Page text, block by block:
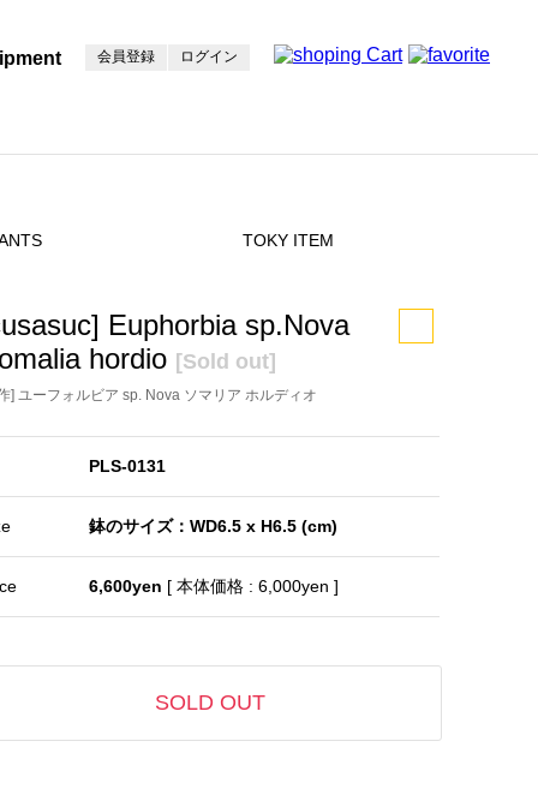
会員登録 ログイン
TOKY ITEM
Euphorbia sp.Nova
hordio [Sold out]
] ユーフォルビア sp. Nova ソマリア ホルディオ
PLS-0131
鉢のサイズ：WD6.5 x H6.5 (cm)
6,600yen [ 本体価格 : 6,000yen ]
SOLD OUT